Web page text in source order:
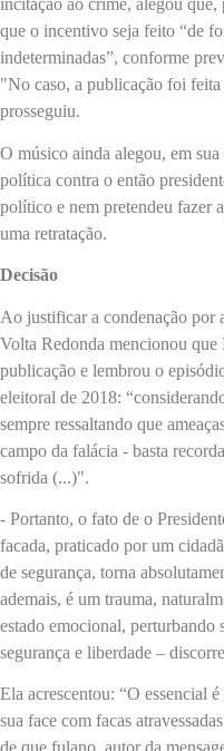
incitação ao crime, alegou que,
que o incentivo seja feito “de
indeterminadas”, conforme
"No caso, a publicação foi
prosseguiu.
O músico ainda alegou, em
política contra o então
político e nem pretendeu fazer
uma retratação.
Decisão
Ao justificar a condenação por
Volta Redonda mencionou
publicação e lembrou o
eleitoral de 2018:
sempre ressaltando que
campo da falácia - basta
sofrida (...)".
- Portanto, o fato de o
facada, praticado por um
de segurança, torna
ademais, é um trauma,
estado emocional, perturbando
segurança e liberdade –
Ela acrescentou: “O essencial
sua face com facas